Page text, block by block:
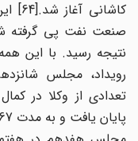
صنعت نفت پی گرفته
نتیجه رسید. با این
تعدادی از وکلا در
پایان یافت و به مدت 67 روز فترت بر بهارستان سایه گسترد.